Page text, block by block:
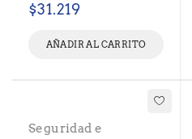
$31.219
AÑADIR AL CARRITO
Seguridad e